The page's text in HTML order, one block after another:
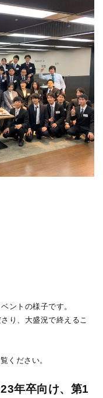
ントの様子です。
り、大盛況で終えるこ
ください。
年卒向け、第1